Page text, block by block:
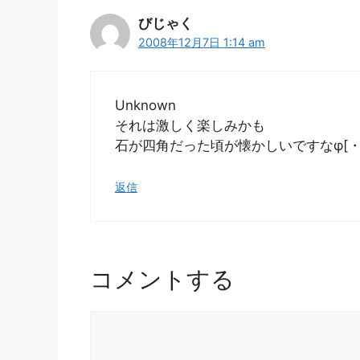
びじゃく
2008年12月7日 1:14 am
Unknown
それは激しく楽しみかも
石が四角だった頃が懐かしいですなφ[
返信
コメントする